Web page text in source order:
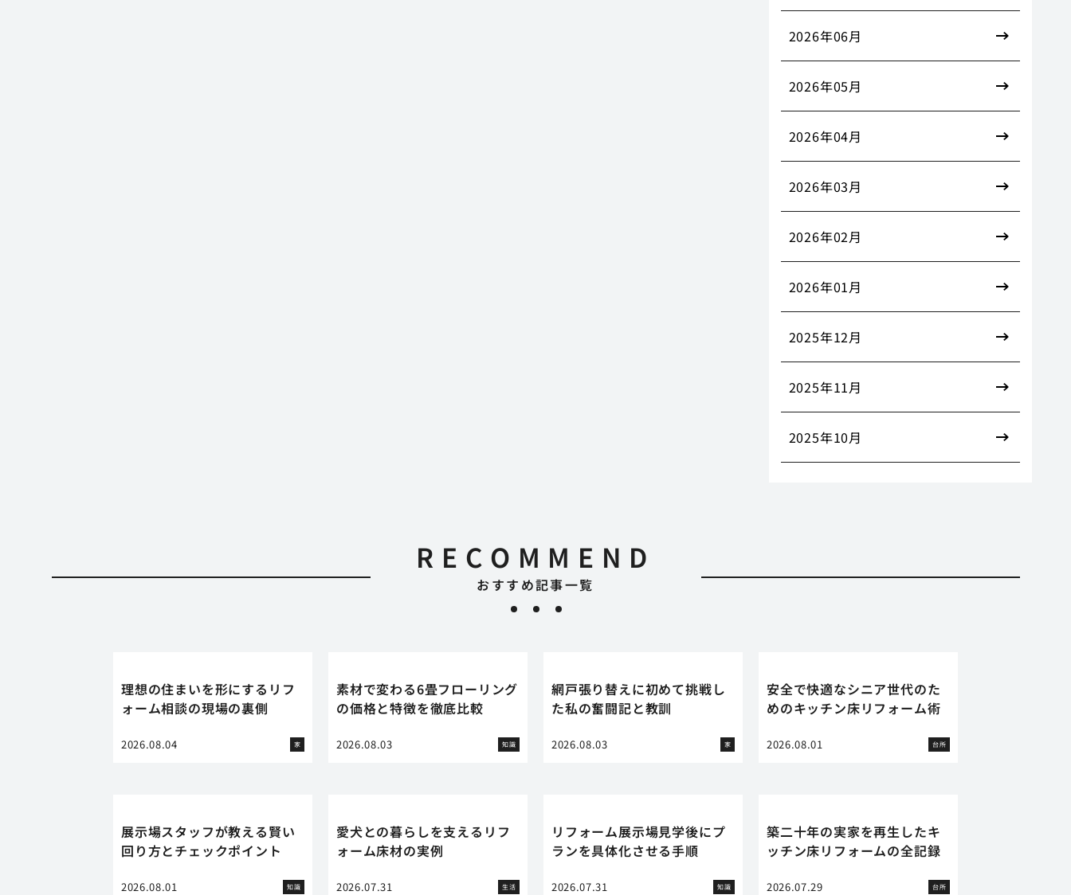
RECOMMEND
おすすめ記事一覧
理想の住まいを形にするリフ
ォーム相談の現場の裏側
2026.08.04 家
素材で変わる6畳フローリング
の価格と特徴を徹底比較
2026.08.03 知識
網戸張り替えに初めて挑戦し
た私の奮闘記と教訓
2026.08.03 家
安全で快適なシニア世代のた
めのキッチン床リフォーム術
2026.08.01 台所
展示場スタッフが教える賢い
回り方とチェックポイント
2026.08.01 知識
愛犬との暮らしを支えるリフ
ォーム床材の実例
2026.07.31 生活
リフォーム展示場見学後にプ
ランを具体化させる手順
2026.07.31 知識
築二十年の実家を再生したキ
ッチン床リフォームの全記録
2026.07.29 台所
2026年06月
2026年05月
2026年04月
2026年03月
2026年02月
2026年01月
2025年12月
2025年11月
2025年10月